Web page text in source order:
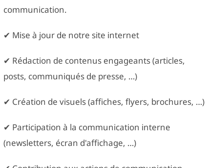
communication.
✔ Mise à jour de notre site internet
✔ Rédaction de contenus engageants (articles,
posts, communiqués de presse, …)
✔ Création de visuels (affiches, flyers, brochures, …)
✔ Participation à la communication interne
(newsletters, écran d'affichage, …)